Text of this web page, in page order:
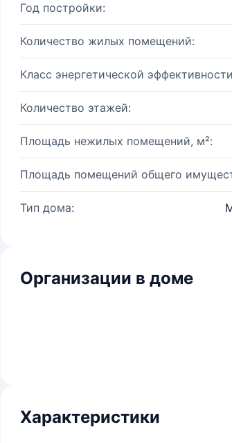
Год постройки:
Количество жилых помещений:
Класс энергетической
Количество этажей:
Площадь нежилых помещений, м²:
Площадь помещений общего
Тип дома:
Организации в доме
Характеристики